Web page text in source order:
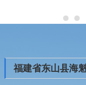
福建省东山县海